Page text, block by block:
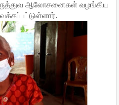
ஆலோசனைகள் வழங்கிய